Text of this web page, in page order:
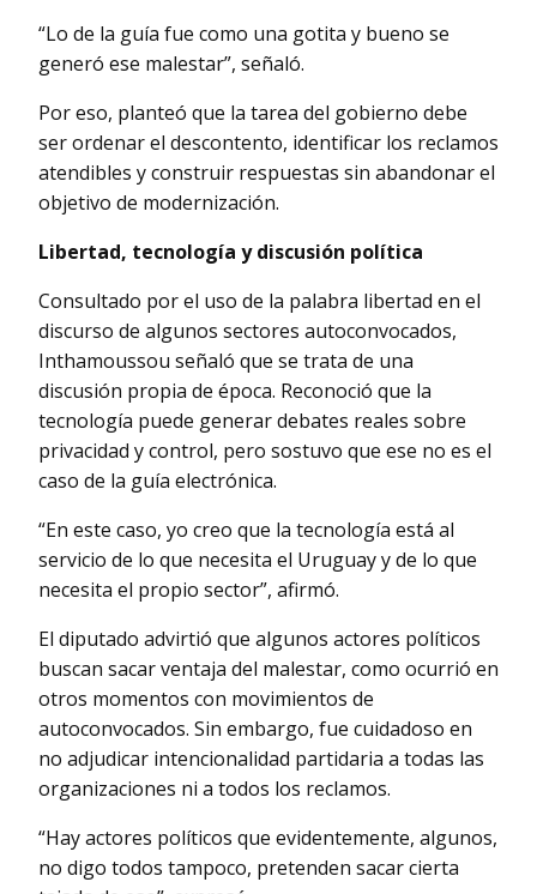
“Lo de la guía fue como una gotita y bueno se
generó ese malestar”, señaló.
Por eso, planteó que la tarea del gobierno debe
ser ordenar el descontento, identificar los reclamos
atendibles y construir respuestas sin abandonar el
objetivo de modernización.
Libertad, tecnología y discusión política
Consultado por el uso de la palabra libertad en el
discurso de algunos sectores autoconvocados,
Inthamoussou señaló que se trata de una
discusión propia de época. Reconoció que la
tecnología puede generar debates reales sobre
privacidad y control, pero sostuvo que ese no es el
caso de la guía electrónica.
“En este caso, yo creo que la tecnología está al
servicio de lo que necesita el Uruguay y de lo que
necesita el propio sector”, afirmó.
El diputado advirtió que algunos actores políticos
buscan sacar ventaja del malestar, como ocurrió en
otros momentos con movimientos de
autoconvocados. Sin embargo, fue cuidadoso en
no adjudicar intencionalidad partidaria a todas las
organizaciones ni a todos los reclamos.
“Hay actores políticos que evidentemente, algunos,
no digo todos tampoco, pretenden sacar cierta